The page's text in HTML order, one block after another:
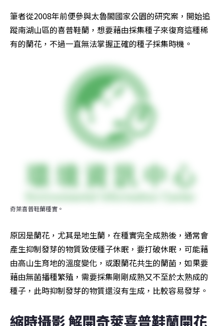
筆者從2008年前便參與太魯閣國家公園的研究案，開始追
蹤南湖山區的喜普鞋蘭，想要藉由採集種子來復育這種稀
有的蘭花，不過一直無法掌握正確的種子採集時機。
奇萊喜普鞋蘭種實。
原因是蘭花，尤其是地生蘭，在種實完全成熟後，通常會
產生抑制發芽的物質致使種子休眠，要打破休眠，可能藉
由高山生育地的溫度變化，或跟蘭花共生的蘭菌，如果要
藉由無菌播種繁殖，需要採集剛剛成熟又不至於太熟成的
種子，此時抑制發芽的物質還沒有生成，比較容易發芽。
縮時攝影 解開奇萊喜普鞋蘭開花